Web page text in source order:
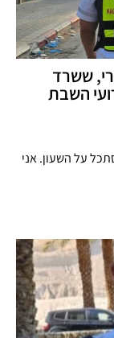
ששרד
השבת
על השעון. אני